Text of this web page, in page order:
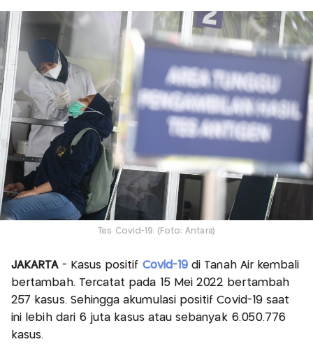
Tes Covid-19. (Foto: Antara)
JAKARTA- Kasus positif Covid-19 di Tanah Air kembali
bertambah. Tercatat pada 15 Mei 2022 bertambah
257 kasus. Sehingga akumulasi positif Covid-19 saat
ini lebih dari 6 juta kasus atau sebanyak 6.050.776
kasus.